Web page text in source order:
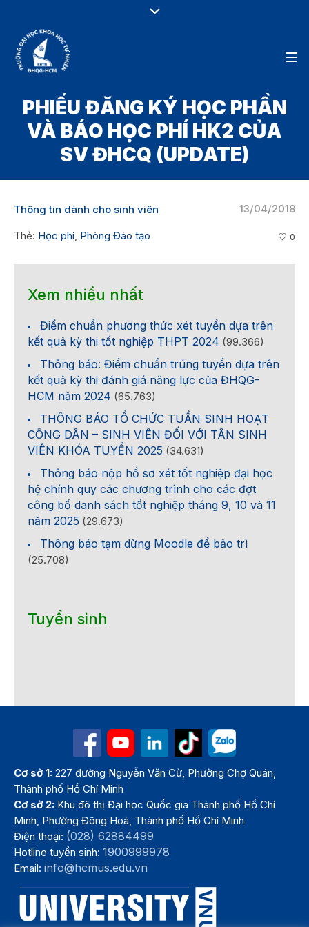
PHIẾU ĐĂNG KÝ HỌC PHẦN
VÀ BÁO HỌC PHÍ HK2 CỦA
SV ĐHCQ (UPDATE)
13/04/2018
Thông tin dành cho sinh viên
Thẻ: Học phí, Phòng Đào tạo 0
Xem nhiều nhất
Điểm chuẩn phương thức xét tuyển dựa trên
kết quả kỳ thi tốt nghiệp THPT 2024 (99.366)
Thông báo: Điểm chuẩn trúng tuyển dựa trên
kết quả kỳ thi đánh giá năng lực của ĐHQG-
HCM năm 2024 (65.763)
THÔNG BÁO TỔ CHỨC TUẦN SINH HOẠT
CÔNG DÂN – SINH VIÊN ĐỐI VỚI TÂN SINH
VIÊN KHÓA TUYỂN 2025 (34.631)
Thông báo nộp hồ sơ xét tốt nghiệp đại học
hệ chính quy các chương trình cho các đợt
công bố danh sách tốt nghiệp tháng 9, 10 và 11
năm 2025 (29.673)
Thông báo tạm dừng Moodle để bảo trì
(25.708)
Tuyển sinh
Cơ sở 1: 227 đường Nguyễn Văn Cừ, Phường Chợ Quán,
Thành phố Hồ Chí Minh
Cơ sở 2: Khu đô thị Đại học Quốc gia Thành phố Hồ Chí
Minh, Phường Đông Hoà, Thành phố Hồ Chí Minh
Điện thoại: (028) 62884499
Hotline tuyển sinh:1900999978
Email:info@hcmus.edu.vn